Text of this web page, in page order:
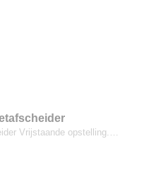
Vrijstaande opstelling.…